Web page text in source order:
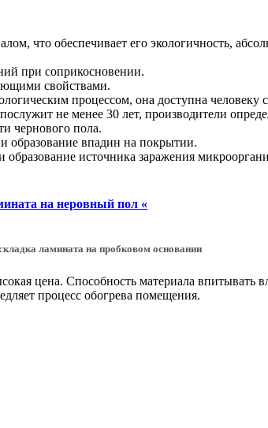
что обеспечивает его экологичность,
при соприкосновении.
свойствами.
процессом, она доступна
не менее 30 лет, производители
чернового пола.
образование впадин на покрытии.
источника заражения
на неровный пол «
ламината на пробковом основании
цена. Способность материала впитывать
процесс обогрева помещения.